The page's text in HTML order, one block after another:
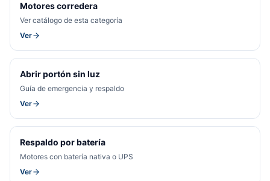
Motores corredera
Ver catálogo de esta categoría
Ver
Abrir portón sin luz
Guía de emergencia y respaldo
Ver
Respaldo por batería
Motores con batería nativa o UPS
Ver